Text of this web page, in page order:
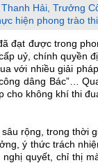
Hải, Trưởng
hiện phong trào
đạt được trong
uỷ, chính quyền
với nhiều giải
dâng Bác”…
cho không khí thi
sâu rộng, trong thời
ý thức trách
quyết, chỉ thị